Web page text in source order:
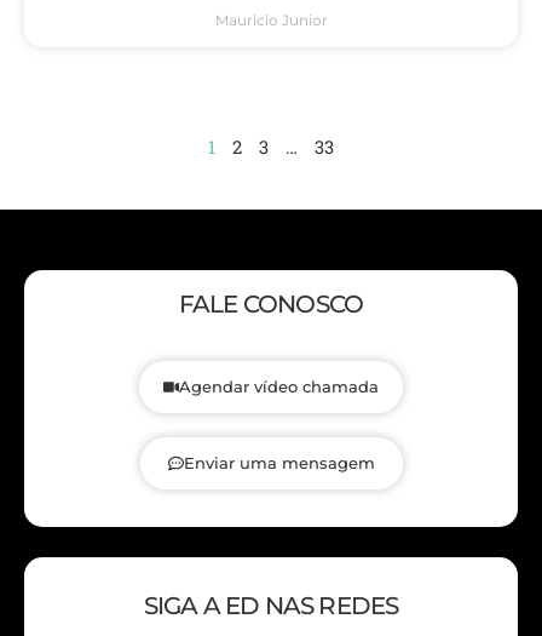
Mauricio Junior
1 2 3 … 33
FALE CONOSCO
Agendar vídeo chamada
Enviar uma mensagem
SIGA A ED NAS REDES